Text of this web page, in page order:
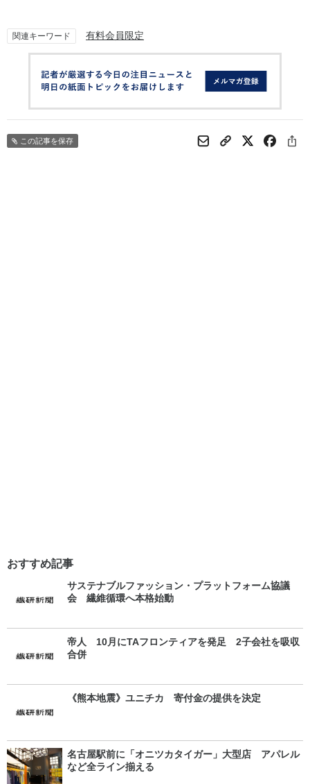
関連キーワード 有料会員限定
この記事を保存
おすすめ記事
サステナブルファッション・プラットフォーム協議
会 繊維循環へ本格始動
帝人 10月にTAフロンティアを発足 2子会社を吸収
合併
《熊本地震》ユニチカ 寄付金の提供を決定
名古屋駅前に「オニツカタイガー」大型店 アパレル
など全ライン揃える